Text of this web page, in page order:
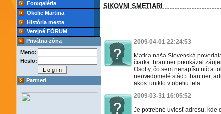
Fotogaléria
Okolie Martina
História mesta
Verejné FÓRUM
Privátna zóna
Meno:
Heslo:
Partneri
SIKOVNI SMETIARI
2009-04-01 22:24:53
Matica naša Slovenská
čiarka. brantner preukázal
Osoby, čo sem nenapíšu nič a
neuvedomelé stádo. bantner,
akosi uniklo v obehu tela.
2009-03-31 16:05:52
Je potrebné uviesť adresu, kde